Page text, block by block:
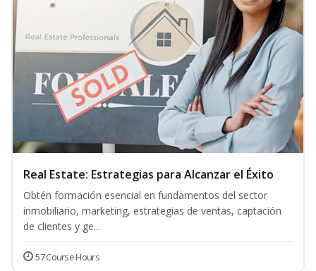
Real Estate: Estrategias para Alcanzar el Éxito
Obtén formación esencial en fundamentos del sector
inmobiliario, marketing, estrategias de ventas, captación
de clientes y ge...
57 Course Hours